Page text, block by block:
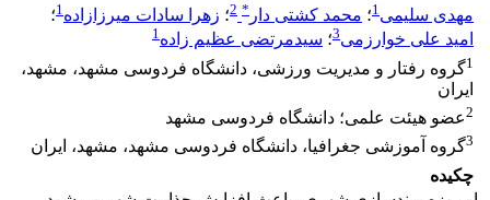
مهدی سلیمی1؛ محمد کشتی دار *
2؛ زهرا سادات میرزازاده1؛
امید علی خوارزمی3؛ سیدمرتضی عظیم زاده1
1گروه رفتار و مدیریت ورزشی، دانشگاه فردوسی مشهد، مشهد،
ایران
2عضو هیئت علمی؛ دانشگاه فردوسی مشهد
3گروه آموزشی جغرافیا، دانشگاه فردوسی مشهد، مشهد، ایران
چکیده